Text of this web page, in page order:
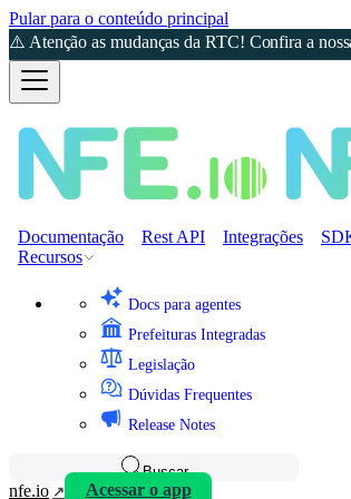
Pular para o conteúdo principal
⚠️ Atenção as mudanças da RTC! Confira a
Documentação Rest API Integrações
Recursos
Docs para agentes
Prefeituras Integradas
Legislação
Dúvidas Frequentes
Release Notes
Buscar
nfe.io Acessar o app